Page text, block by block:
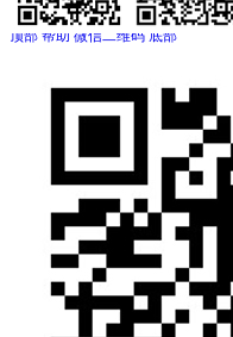
顶部 帮助 微信二维码 底部